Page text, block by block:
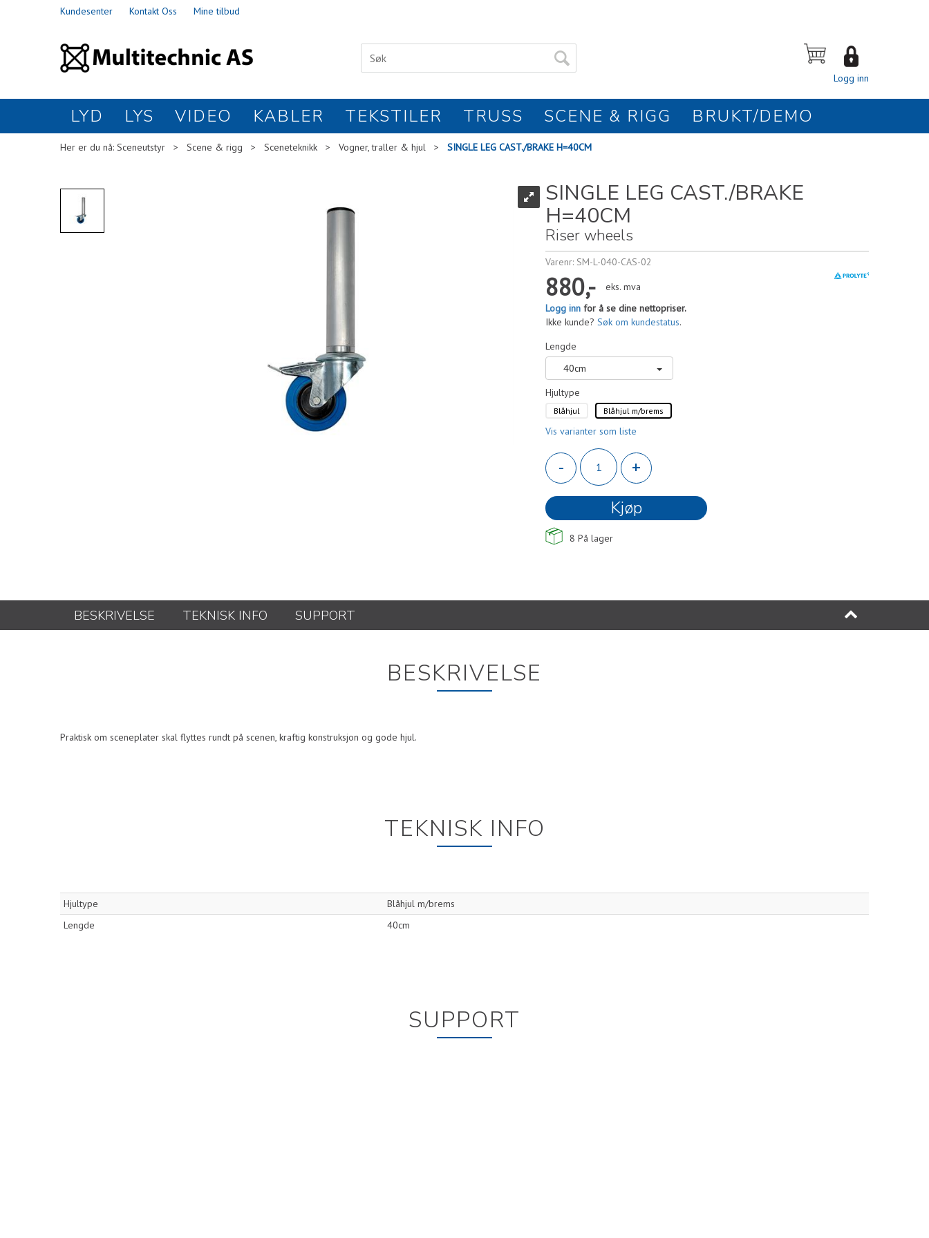
Kundesenter Kontakt Oss Mine tilbud
Logg inn
LYD LYS VIDEO KABLER TEKSTILER TRUSS SCENE & RIGG BRUKT/DEMO
Her er du nå: Sceneutstyr > Scene & rigg > Sceneteknikk > Vogner, traller & hjul > SINGLE LEG CAST./BRAKE H=40CM
SINGLE LEG CAST./BRAKE
H=40CM
Riser wheels
Varenr: SM-L-040-CAS-02
880,-
eks. mva
Logg inn for å se dine nettopriser.
Ikke kunde? Søk om kundestatus.
Lengde
40cm
Hjultype
Blåhjul Blåhjul m/brems
Vis varianter som liste
-
+
Kjøp
8 På lager
BESKRIVELSE TEKNISK INFO SUPPORT
BESKRIVELSE
Praktisk om sceneplater skal flyttes rundt på scenen, kraftig konstruksjon og gode hjul.
TEKNISK INFO
Hjultype
Blåhjul m/brems
Lengde
40cm
SUPPORT